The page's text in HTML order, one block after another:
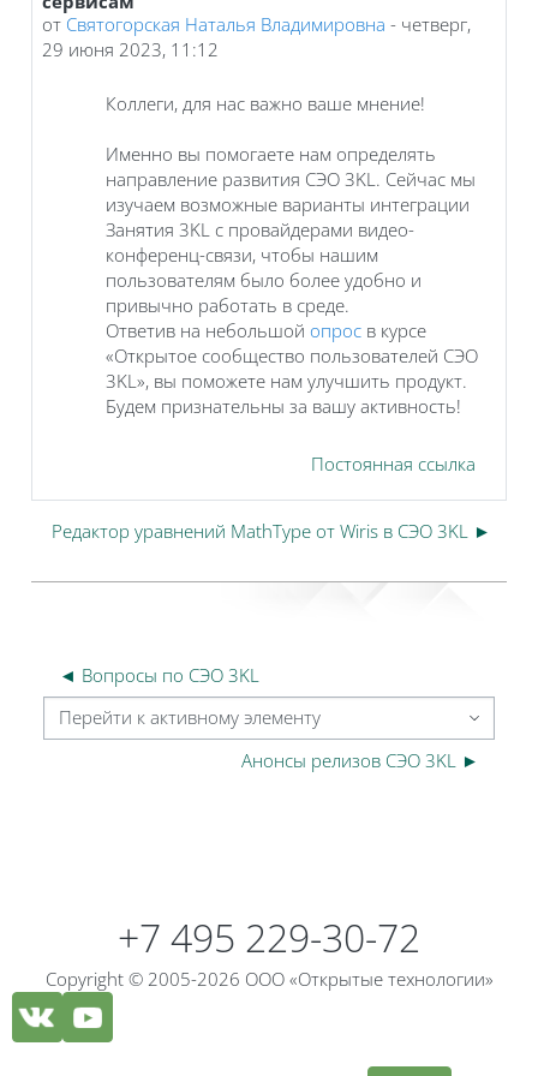
от Святогорская Наталья Владимировна - четверг,
29 июня 2023, 11:12
Коллеги, для нас важно ваше мнение!
Именно вы помогаете нам определять
направление развития СЭО 3KL. Сейчас мы
изучаем возможные варианты интеграции
Занятия 3KL с провайдерами видео-
конференц-связи, чтобы нашим
пользователям было более удобно и
привычно работать в среде.
Ответив на небольшой опрос в курсе
«Открытое сообщество пользователей СЭО
3KL», вы поможете нам улучшить продукт.
Будем признательны за вашу активность!
Постоянная ссылка
Редактор уравнений MathType от Wiris в СЭО 3KL ►
◄ Вопросы по СЭО 3KL
Перейти к активному элементу
Анонсы релизов СЭО 3KL ►
+7 495 229-30-72
Copyright © 2005-2026 ООО «Открытые технологии»